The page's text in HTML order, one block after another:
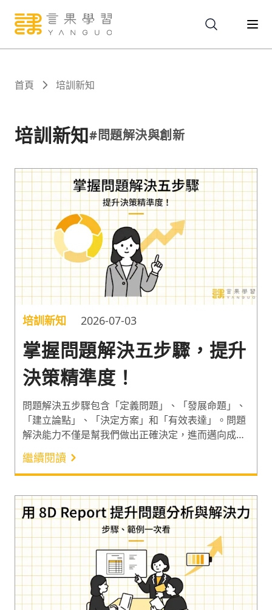
關於
報名
文章
首頁 培訓新知
培訓新知#問題解決與創新
培訓新知 2026-07-03
掌握問題解決五步驟，提升
決策精準度！
問題解決五步驟包含「定義問題」、「發展命題」、
「建立論點」、「決定方案」和「有效表達」。問題
解決能力不僅是幫我們做出正確決定，進而邁向成功
的關鍵，當中所需的分析性思考技巧，更是連年位居
雇主心中核心技能的榜首¹。因此以下分享問題解決五
步驟的應用方法，一起了解問題解決力如何幫我們避
開認知偏誤，提升決策品質吧！
繼續閱讀